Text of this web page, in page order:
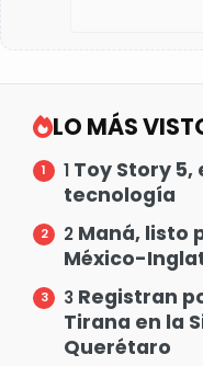
LO MÁS
1 Toy Story
tecnología
2 Maná, listo
México-
3 Registran
Tirana en la
Querétaro